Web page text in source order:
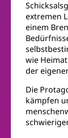
extremen
einem
wie
der
Die
kämpfen